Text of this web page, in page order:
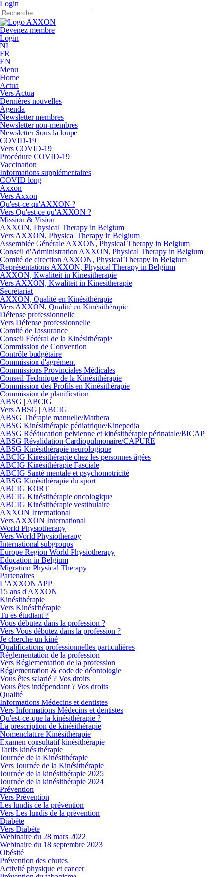
Login
Devenez membre
Login
NL
FR
EN
Menu
Home
Actua
Vers Actua
Dernières nouvelles
Agenda
Newsletter membres
Newsletter non-membres
Newsletter Sous la loupe
COVID-19
Vers COVID-19
Procédure COVID-19
Vaccination
Informations supplémentaires
COVID long
Axxon
Vers Axxon
Qu'est-ce qu'AXXON ?
Vers Qu'est-ce qu'AXXON ?
Mission & Vision
AXXON, Physical Therapy in Belgium
Vers AXXON, Physical Therapy in Belgium
Assemblée Générale AXXON, Physical Therapy in Belgium
Conseil d'Administration AXXON, Physical Therapy in Belgium
Comité de direction AXXON, Physical Therapy in Belgium
Représentations AXXON, Physical Therapy in Belgium
AXXON, Kwaliteit in Kinesitherapie
Vers AXXON, Kwaliteit in Kinesitherapie
Secrétariat
AXXON, Qualité en Kinésithérapie
Vers AXXON, Qualité en Kinésithérapie
Défense professionnelle
Vers Défense professionnelle
Comité de l'assurance
Conseil Fédéral de la Kinésithérapie
Commission de Convention
Contrôle budgétaire
Commission d'agrément
Commissions Provinciales Médicales
Conseil Technique de la Kinésithérapie
Commission des Profils en Kinésithérapie
Commission de planification
ABSG | ABCIG
Vers ABSG | ABCIG
ABSG Thérapie manuelle/Mathera
ABSG Kinésithérapie pédiatrique/Kinepedia
ABSG Rééducation pelvienne et kinésithérapie périnatale/BICAP
ABSG Révalidation Cardiopulmonaire/CAPURE
ABSG Kinésithérapie neurologique
ABCIG Kinésithérapie chez les personnes âgées
ABCIG Kinésithérapie Fasciale
ABCIG Santé mentale et psychomotricité
ABSG Kinésithérapie du sport
ABCIG KORT
ABCIG Kinésithérapie oncologique
ABCIG Kinésithérapie vestibulaire
AXXON International
Vers AXXON International
World Physiotherapy
Vers World Physiotherapy
International subgroups
Europe Region World Physiotherapy
Education in Belgium
Migration Physical Therapy
Partenaires
L'AXXON APP
15 ans d'AXXON
Kinésithérapie
Vers Kinésithérapie
Tu es étudiant ?
Vous débutez dans la profession ?
Vers Vous débutez dans la profession ?
Je cherche un kiné
Qualifications professionnelles particulières
Réglementation de la profession
Vers Réglementation de la profession
Réglementation & code de déontologie
Vous êtes salarié ? Vos droits
Vous êtes indépendant ? Vos droits
Qualité
Informations Médecins et dentistes
Vers Informations Médecins et dentistes
Qu'est-ce-que la kinésithérapie ?
La prescription de kinésithérapie
Nomenclature Kinésithérapie
Examen consultatif kinésithérapie
Tarifs kinésithérapie
Journée de la Kinésithérapie
Vers Journée de la Kinésithérapie
Journée de la kinésithérapie 2025
Journée de la kinésithérapie 2024
Prévention
Vers Prévention
Les lundis de la prévention
Vers Les lundis de la prévention
Diabète
Vers Diabète
Webinaire du 28 mars 2022
Webinaire du 18 septembre 2023
Obésité
Prévention des chutes
Activité physique et cancer